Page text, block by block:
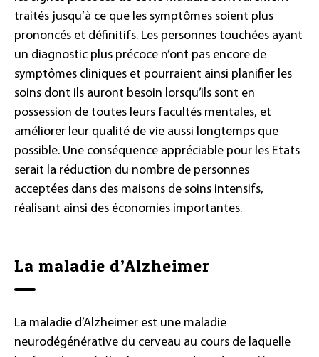
traités jusqu’à ce que les symptômes soient plus
prononcés et définitifs. Les personnes touchées ayant
un diagnostic plus précoce n’ont pas encore de
symptômes cliniques et pourraient ainsi planifier les
soins dont ils auront besoin lorsqu’ils sont en
possession de toutes leurs facultés mentales, et
améliorer leur qualité de vie aussi longtemps que
possible. Une conséquence appréciable pour les Etats
serait la réduction du nombre de personnes
acceptées dans des maisons de soins intensifs,
réalisant ainsi des économies importantes.
La maladie d’Alzheimer
La maladie d’Alzheimer est une maladie
neurodégénérative du cerveau au cours de laquelle